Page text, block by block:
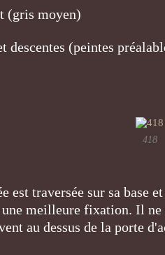
(gris moyen)
descentes (peintes
418
est traversée sur sa base
meilleure fixation. Il ne
au dessus de la porte